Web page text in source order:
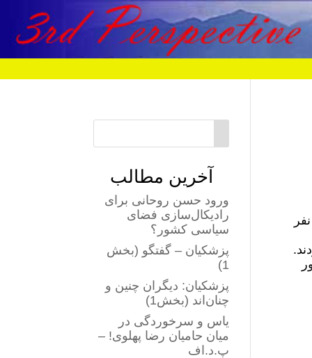
در جلسه امروز؛ ۱۲ اسفند ۱۴۰۳ مجلس شورای اسلامی حوالی ساعت ۸ و ۲۰ دقیقه طرح استیضاح ۱۱۹ نفر
آخرین مطالب
ورود حسن روحانی برای
رادیکال‌سازی فضای
سیاسی کشور؟
پزشکیان – گفتگو (بخش
1)
پزشکیان: دیگران چنین و
چنان‌اند (بخش1)
یاس و سرخوردگی در
میان حامیان رضا پهلوی! –
پ.د.اف